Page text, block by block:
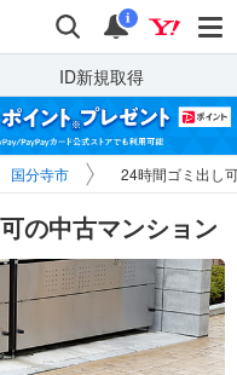
検索 通知
i
ID新規取得
国分寺市 24時間ゴミ出し
の中古マンション